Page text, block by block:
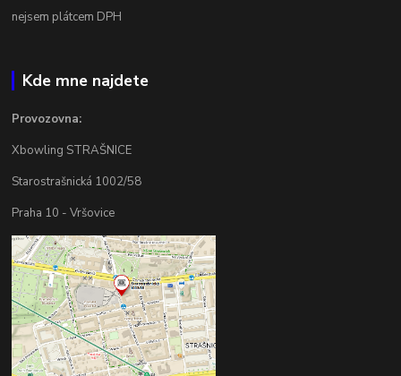
nejsem plátcem DPH
Kde mne najdete
Provozovna:
Xbowling STRAŠNICE
Starostrašnická 1002/58
Praha 10 - Vršovice